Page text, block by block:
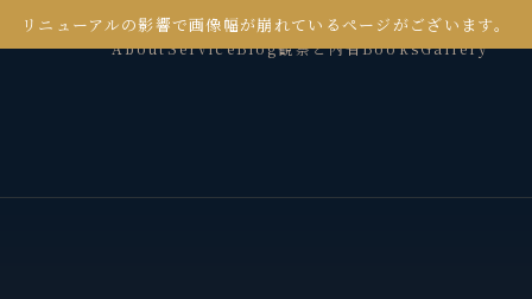
リニューアルの影響で画像幅が崩れているページがございます。
AboutServiceBlog観察と内省BooksGallery